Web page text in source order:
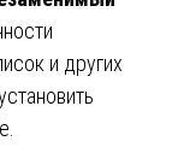
и других